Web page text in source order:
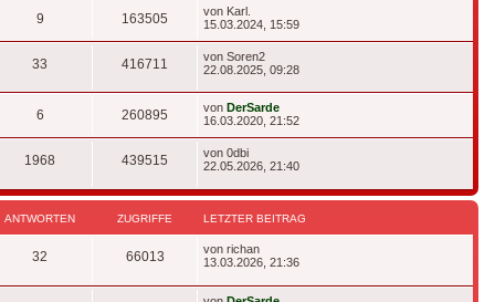
9Antworten 163505 ZugriffeLetzter
Beitrag
von Karl.
15.03.2024, 15:59
33 416711 ZugriffeLetzter
Beitrag
von Soren2
22.08.2025, 09:28
6Antworten 260895 ZugriffeLetzter
Beitrag
von DerSarde
16.03.2020, 21:52
1968 439515 ZugriffeLetzter
Beitrag
von 0dbi
22.05.2026, 21:40
ANTWORTEN ZUGRIFFE LETZTER BEITRAG
32 66013ZugriffeLetzter
Beitrag
von richan
13.03.2026, 21:36